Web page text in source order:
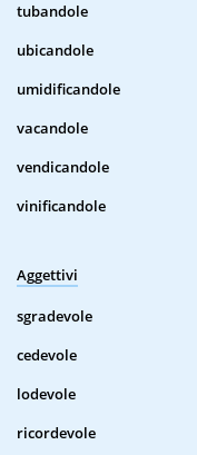
tubandole
ubicandole
umidificandole
vacandole
vendicandole
vinificandole
Aggettivi
sgradevole
cedevole
lodevole
ricordevole